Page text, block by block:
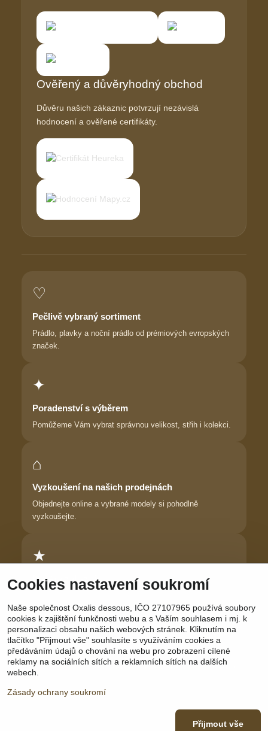
Ověřený a důvěryhodný obchod
Důvěru našich zákaznic potvrzují nezávislá
hodnocení a ověřené certifikáty.
♡
Pečlivě vybraný sortiment
Prádlo, plavky a noční prádlo od prémiových evropských
značek.
✦
Poradenství s výběrem
Pomůžeme Vám vybrat správnou velikost, střih i kolekci.
⌂
Vyzkoušení na našich prodejnách
Objednejte online a vybrané modely si pohodlně
vyzkoušejte.
★
Důvěra zákaznic
cítí krásně.
Sledujte nás: Facebook | Instagram | YouTube
Cookies nastavení soukromí
Naše společnost Oxalis dessous, IČO 27107965 používá soubory
cookies k zajištění funkčnosti webu a s Vaším souhlasem i mj. k
personalizaci obsahu našich webových stránek. Kliknutím na
tlačítko "Přijmout vše" souhlasíte s využíváním cookies a
předáváním údajů o chování na webu pro zobrazení cílené
reklamy na sociálních sítích a reklamních sítích na dalších
webech.
Zásady ochrany soukromí
Přijmout vše